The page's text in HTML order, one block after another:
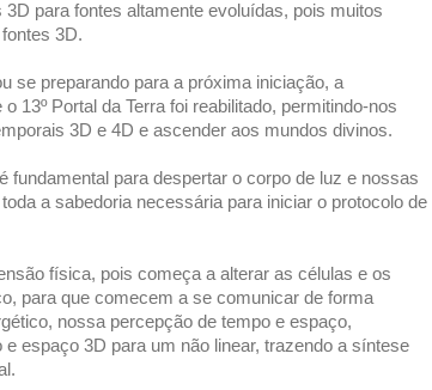
para fontes altamente evoluídas, pois muitos
3D.
se preparando para a próxima iniciação, a
13º Portal da Terra foi reabilitado, permitindo-nos
3D e 4D e ascender aos mundos divinos.
fundamental para despertar o corpo de luz e nossas
a sabedoria necessária para iniciar o protocolo de
física, pois começa a alterar as células e os
para que comecem a se comunicar de forma
nossa percepção de tempo e espaço,
espaço 3D para um não linear, trazendo a síntese